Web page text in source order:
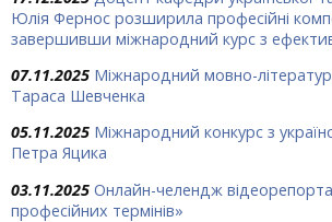
Юлія Фернос розширила професійні
завершивши міжнародний курс з
07.11.2025 Міжнародний мовно-
Тараса Шевченка
05.11.2025 Міжнародний конкурс з
Петра Яцика
03.11.2025 Онлайн-челендж
професійних термінів»